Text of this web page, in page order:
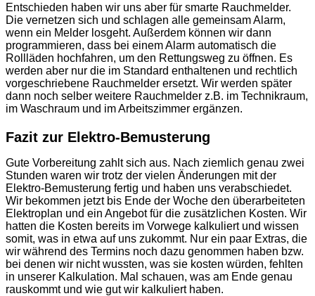
Entschieden haben wir uns aber für smarte Rauchmelder.
Die vernetzen sich und schlagen alle gemeinsam Alarm,
wenn ein Melder losgeht. Außerdem können wir dann
programmieren, dass bei einem Alarm automatisch die
Rollläden hochfahren, um den Rettungsweg zu öffnen. Es
werden aber nur die im Standard enthaltenen und rechtlich
vorgeschriebene Rauchmelder ersetzt. Wir werden später
dann noch selber weitere Rauchmelder z.B. im Technikraum,
im Waschraum und im Arbeitszimmer ergänzen.
Fazit zur Elektro-Bemusterung
Gute Vorbereitung zahlt sich aus. Nach ziemlich genau zwei
Stunden waren wir trotz der vielen Änderungen mit der
Elektro-Bemusterung fertig und haben uns verabschiedet.
Wir bekommen jetzt bis Ende der Woche den überarbeiteten
Elektroplan und ein Angebot für die zusätzlichen Kosten. Wir
hatten die Kosten bereits im Vorwege kalkuliert und wissen
somit, was in etwa auf uns zukommt. Nur ein paar Extras, die
wir während des Termins noch dazu genommen haben bzw.
bei denen wir nicht wussten, was sie kosten würden, fehlten
in unserer Kalkulation. Mal schauen, was am Ende genau
rauskommt und wie gut wir kalkuliert haben.